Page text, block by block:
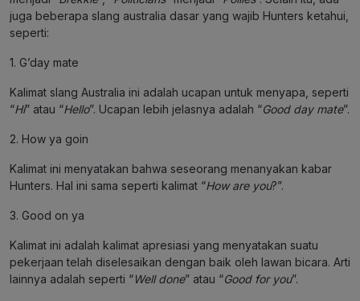
juga beberapa slang australia dasar yang wajib Hunters ketahui,
seperti:
1. G’day mate
Kalimat slang Australia ini adalah ucapan untuk menyapa, seperti
“Hi” atau “Hello”. Ucapan lebih jelasnya adalah “Good day mate”.
2. How ya goin
Kalimat ini menyatakan bahwa seseorang menanyakan kabar
Hunters. Hal ini sama seperti kalimat “How are you?”.
3. Good on ya
Kalimat ini adalah kalimat apresiasi yang menyatakan suatu
pekerjaan telah diselesaikan dengan baik oleh lawan bicara. Arti
lainnya adalah seperti “Well done” atau “Good for you”.